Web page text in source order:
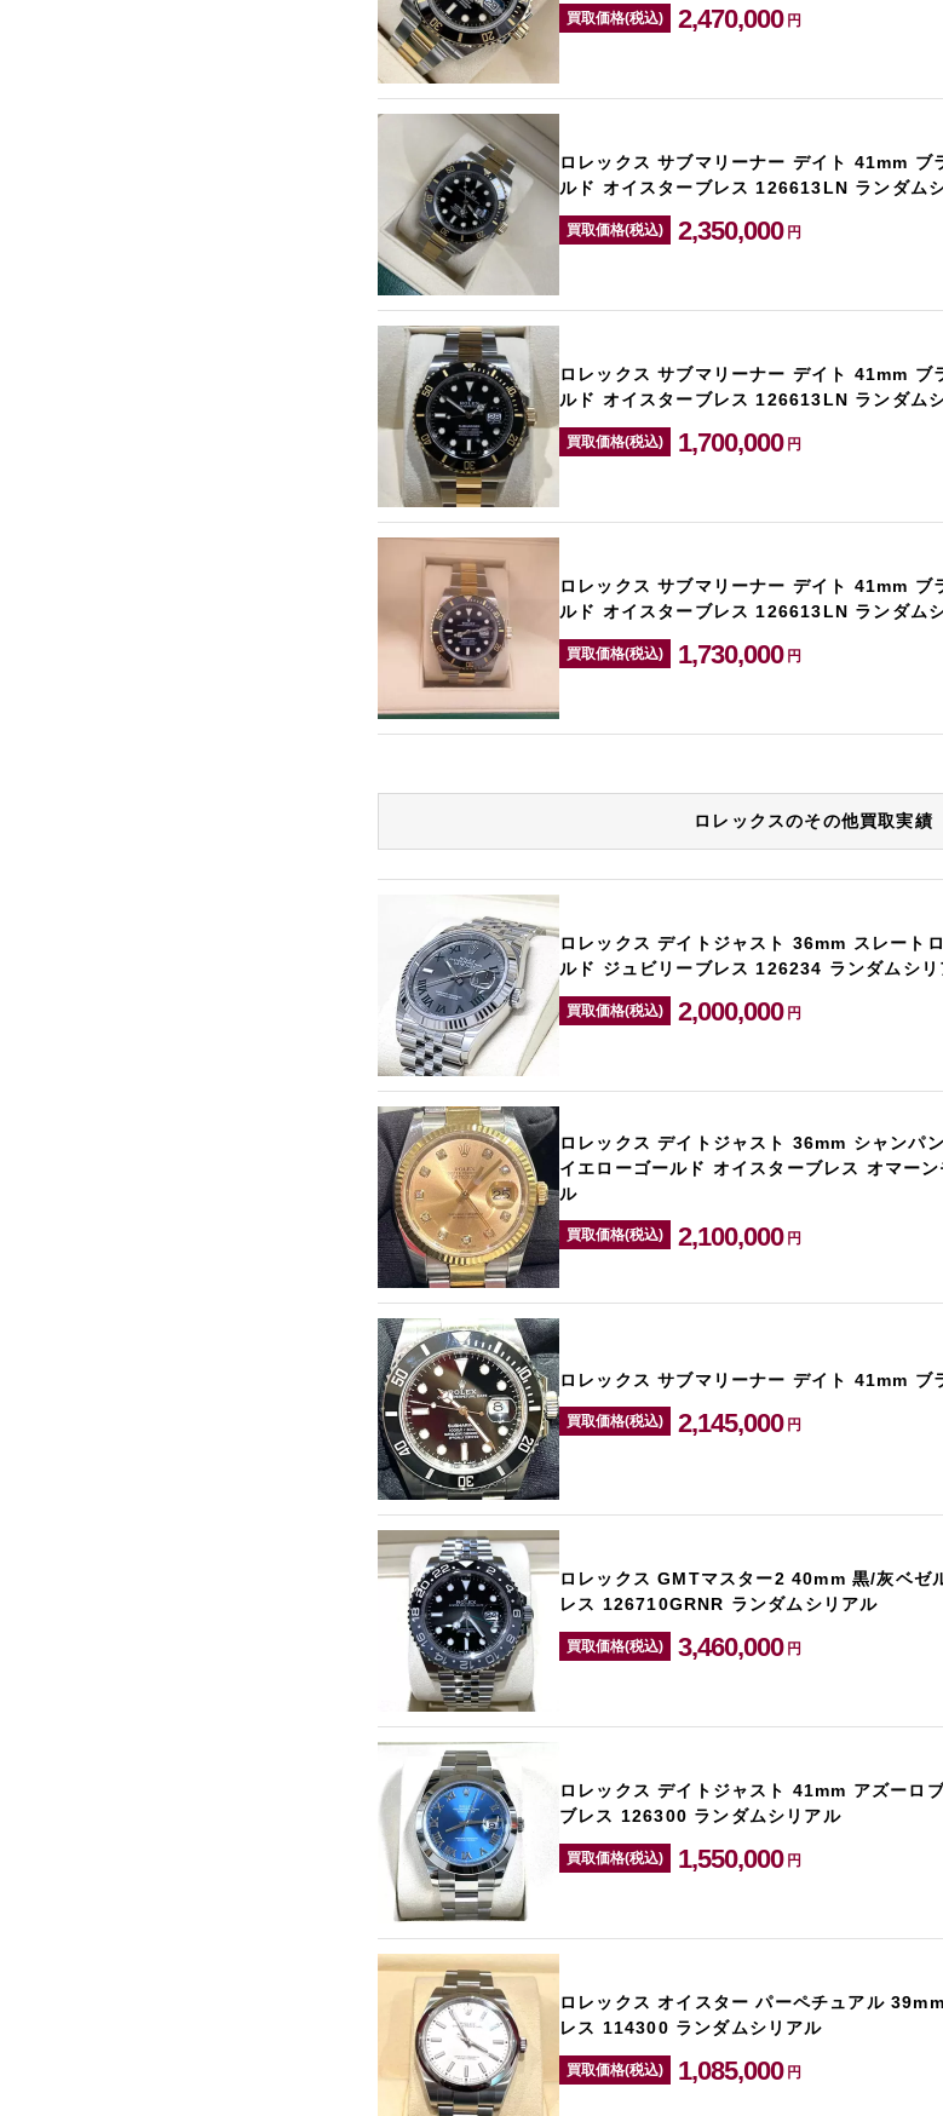
買取価格(税込) 2,470,000 円
ロレックス サブマリーナー デイト 41mm ブ
ルド オイスターブレス 126613LN ランダム
買取価格(税込) 2,350,000 円
ロレックス サブマリーナー デイト 41mm ブ
ルド オイスターブレス 126613LN ランダム
買取価格(税込) 1,700,000 円
ロレックス サブマリーナー デイト 41mm ブ
ルド オイスターブレス 126613LN ランダム
買取価格(税込) 1,730,000 円
ロレックスのその他買取実績
ロレックス デイトジャスト 36mm スレート
ルド ジュビリーブレス 126234 ランダムシリ
買取価格(税込) 2,000,000 円
ロレックス デイトジャスト 36mm シャンパ
イエローゴールド オイスターブレス オマー
ル
買取価格(税込) 2,100,000 円
ロレックス サブマリーナー デイト 41mm
買取価格(税込) 2,145,000 円
ロレックス GMTマスター2 40mm 黒/灰ベゼ
レス 126710GRNR ランダムシリアル
買取価格(税込) 3,460,000 円
ロレックス デイトジャスト 41mm アズーロ
ブレス 126300 ランダムシリアル
買取価格(税込) 1,550,000 円
ロレックス オイスター パーペチュアル
レス 114300 ランダムシリアル
買取価格(税込) 1,085,000 円